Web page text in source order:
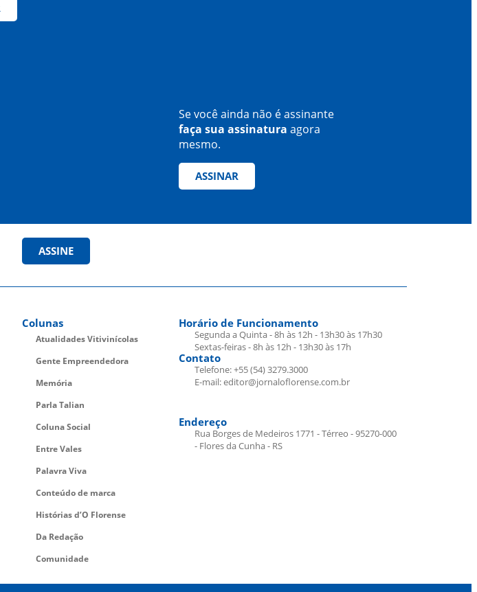
Se você ainda não é assinante
faça sua assinatura agora
mesmo.
ASSINAR
ASSINE
Colunas
Atualidades Vitivinícolas
Gente Empreendedora
Memória
Parla Talian
Coluna Social
Entre Vales
Palavra Viva
Conteúdo de marca
Histórias d’O Florense
Da Redação
Comunidade
Horário de Funcionamento
Segunda a Quinta - 8h às 12h - 13h30 às 17h30
Sextas-feiras - 8h às 12h - 13h30 às 17h
Contato
Telefone: +55 (54) 3279.3000
E-mail: editor@jornaloflorense.com.br
Endereço
Rua Borges de Medeiros 1771 - Térreo - 95270-000
- Flores da Cunha - RS